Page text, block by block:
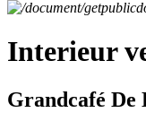
Interieur
Grandcafé De